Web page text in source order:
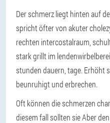
Der schmerz liegt hinten auf
spricht öfter von akuter
rechten intercostalraum,
stark grillt im
stunden dauern, tage. Erhöht
beunruhigt und erbrechen.
Oft können die schmerzen
diesem fall sollten sie Aber